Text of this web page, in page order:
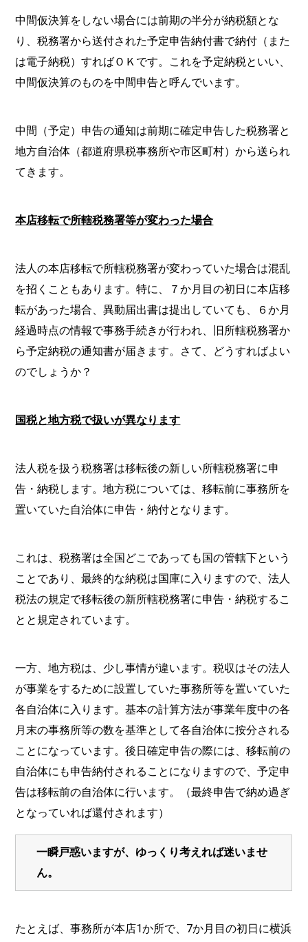
中間仮決算をしない場合には前期の半分が納税額とな
り、税務署から送付された予定申告納付書で納付（また
は電子納税）すればＯＫです。これを予定納税といい、
中間仮決算のものを中間申告と呼んでいます。
中間（予定）申告の通知は前期に確定申告した税務署と
地方自治体（都道府県税事務所や市区町村）から送られ
てきます。
本店移転で所轄税務署等が変わった場合
法人の本店移転で所轄税務署が変わっていた場合は混乱
を招くこともあります。特に、７か月目の初日に本店移
転があった場合、異動届出書は提出していても、６か月
経過時点の情報で事務手続きが行われ、旧所轄税務署か
ら予定納税の通知書が届きます。さて、どうすればよい
のでしょうか？
国税と地方税で扱いが異なります
法人税を扱う税務署は移転後の新しい所轄税務署に申
告・納税します。地方税については、移転前に事務所を
置いていた自治体に申告・納付となります。
これは、税務署は全国どこであっても国の管轄下という
ことであり、最終的な納税は国庫に入りますので、法人
税法の規定で移転後の新所轄税務署に申告・納税するこ
とと規定されています。
一方、地方税は、少し事情が違います。税収はその法人
が事業をするために設置していた事務所等を置いていた
各自治体に入ります。基本の計算方法が事業年度中の各
月末の事務所等の数を基準として各自治体に按分される
ことになっています。後日確定申告の際には、移転前の
自治体にも申告納付されることになりますので、予定申
告は移転前の自治体に行います。（最終申告で納め過ぎ
となっていれば還付されます）
一瞬戸惑いますが、ゆっくり考えれば迷いませ
ん。
たとえば、事務所が本店1か所で、7か月目の初日に横浜